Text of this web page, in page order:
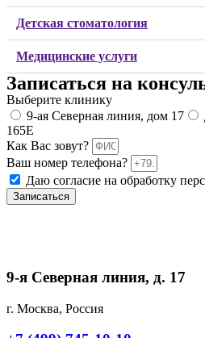
Детская стоматология
Медицинские услуги
Записаться на
Выберите клинику
9-ая Северная линия, дом 17
165Е
Как Вас зовут?
Ваш номер телефона?
Даю согласие на обработку
Записаться
9-я Северная линия, д. 17
г. Москва, Россия